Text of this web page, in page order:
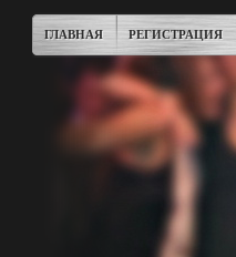
ГЛАВНАЯ РЕГИСТРАЦИЯ